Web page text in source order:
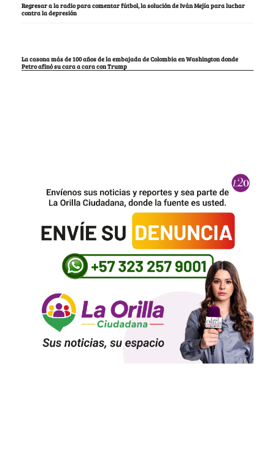
Regresar a la radio para comentar fútbol, la solución de Iván Mejía para luchar
contra la depresión
La casona más de 100 años de la embajada de Colombia en Washington donde
Petro afinó su cara a cara con Trump